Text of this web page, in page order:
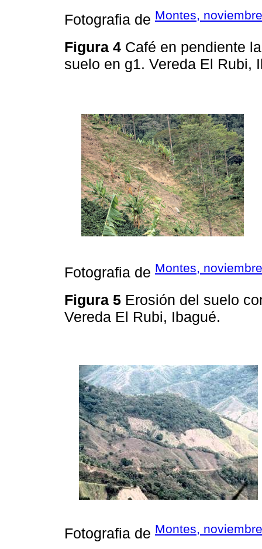
Fotografia de Montes,
Figura 4 Café en pendiente
suelo en g1. Vereda El Rubi,
Fotografia de Montes,
Figura 5 Erosión del suelo
Vereda El Rubi, Ibagué.
Fotografia de Montes,